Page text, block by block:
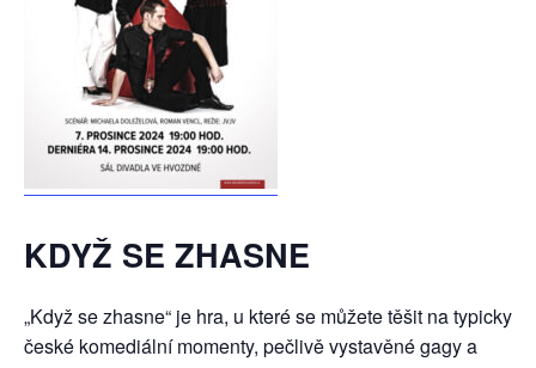
KDYŽ SE ZHASNE
„Když se zhasne“ je hra, u které se můžete těšit na typicky
české komediální momenty, pečlivě vystavěné gagy a